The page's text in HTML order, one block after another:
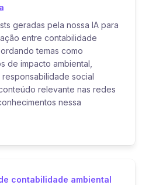
geradas pela nossa IA para
entre contabilidade
temas como
de impacto ambiental,
social
relevante nas redes
nessa
contabilidade ambiental